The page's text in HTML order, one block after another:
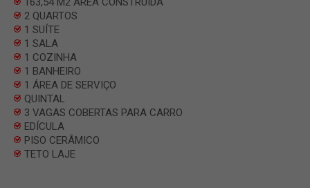
2 QUARTOS
1 SUÍTE
1 SALA
1 COZINHA
1 BANHEIRO
1 ÁREA DE SERVIÇO
QUINTAL
3 VAGAS COBERTAS PARA CARRO
EDÍCULA
PISO CERÂMICO
TETO LAJE